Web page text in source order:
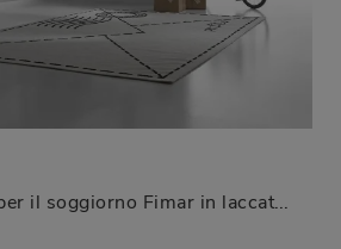
Mobile porta tv per il soggiorno Fimar in laccato opaco: clicca e ottieni informazioni sul modello Rack Free, ideale per spazi moderni.